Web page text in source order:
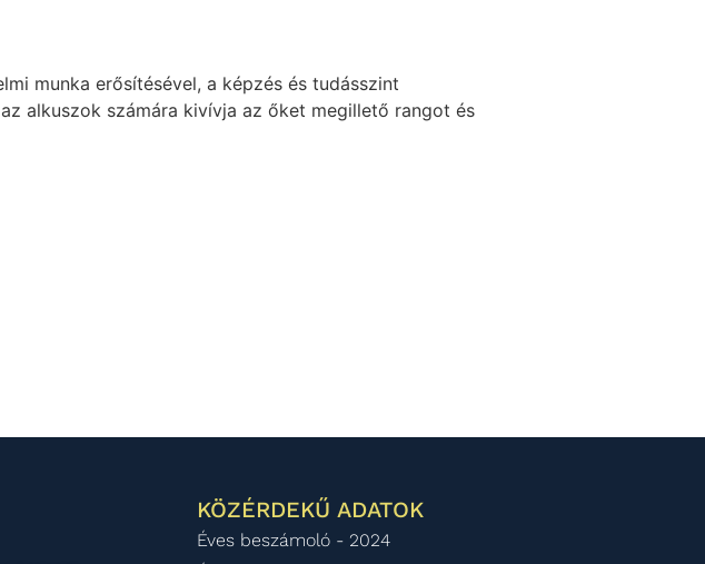
munka erősítésével, a képzés és tudásszint
alkuszok számára kivívja az őket megillető rangot és
KÖZÉRDEKŰ ADATOK
Éves beszámoló - 2024